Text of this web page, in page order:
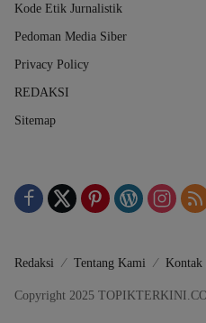
Kode Etik Jurnalistik
Pedoman Media Siber
Privacy Policy
REDAKSI
Sitemap
Redaksi Tentang Kami Kontak
Copyright 2025